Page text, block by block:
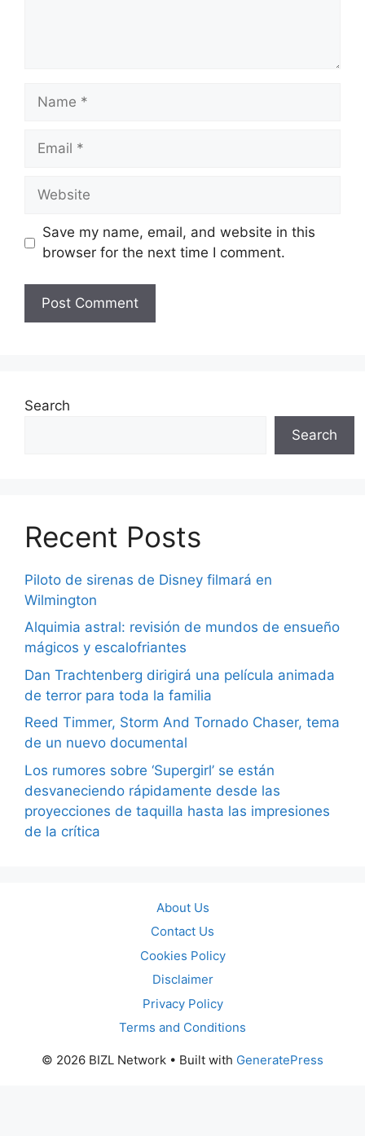
Name
Email
Website
Save my name, email, and website in this
browser for the next time I comment.
Search
Search
Recent Posts
Piloto de sirenas de Disney filmará en
Wilmington
Alquimia astral: revisión de mundos de ensueño
mágicos y escalofriantes
Dan Trachtenberg dirigirá una película animada
de terror para toda la familia
Reed Timmer, Storm And Tornado Chaser, tema
de un nuevo documental
Los rumores sobre ‘Supergirl’ se están
desvaneciendo rápidamente desde las
proyecciones de taquilla hasta las impresiones
de la crítica
About Us
Contact Us
Cookies Policy
Disclaimer
Privacy Policy
Terms and Conditions
© 2026 BIZL Network • Built with GeneratePress